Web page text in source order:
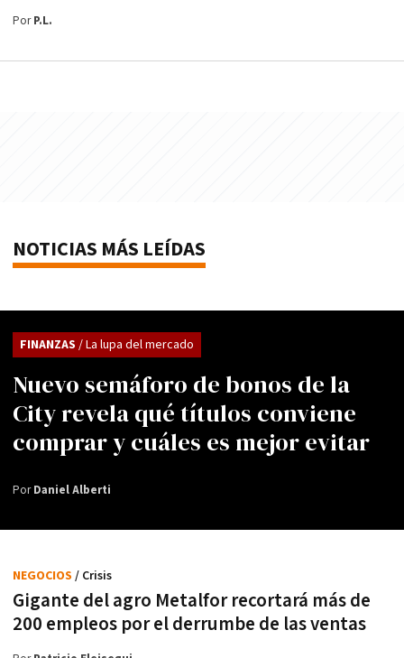
PorP.L.
NOTICIAS MÁS LEÍDAS
Nuevo semáforo de bonos de la
City revela qué títulos conviene
comprar y cuáles es mejor evitar
FINANZAS / La lupa del mercado
PorDaniel Alberti
Gigante del agro Metalfor recortará más de
200 empleos por el derrumbe de las ventas
NEGOCIOS / Crisis